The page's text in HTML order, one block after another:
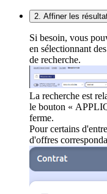
2. Affiner les
Si besoin, vous
en sélectionnant
de recherche.
La recherche est
le bouton «
ferme.
Pour certains
d'offres